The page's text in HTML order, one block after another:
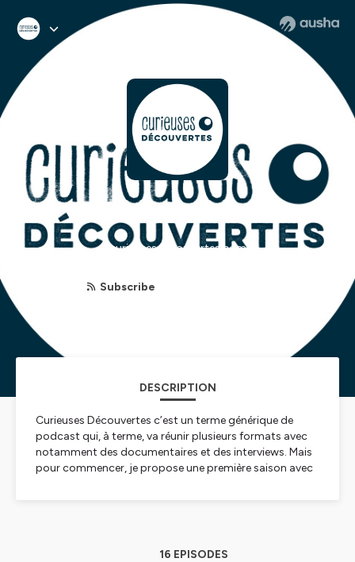
Curieuses Découvertes
curieusesdecouvertes.com
Subscribe
DESCRIPTION
Curieuses Découvertes c’est un terme générique de
podcast qui, à terme, va réunir plusieurs formats avec
notamment des documentaires et des interviews. Mais
pour commencer, je propose une première saison avec
, lecinéma, lesséries
16 EPISODES